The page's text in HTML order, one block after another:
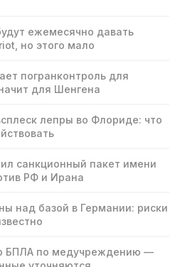
ежемесячно давать
но этого мало
погранконтроль для
для Шенгена
лепры во Флориде: что
санкционный пакет имени
РФ и Ирана
над базой в Германии: риски
БПЛА по медучреждению —